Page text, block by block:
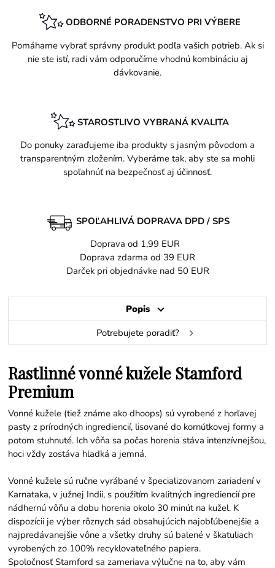
ODBORNÉ PORADENSTVO PRI VÝBERE
Pomáhame vybrať správny produkt podľa vašich potrieb. Ak si
nie ste istí, radi vám odporučíme vhodnú kombináciu aj
dávkovanie.
STAROSTLIVO VYBRANÁ KVALITA
Do ponuky zaraďujeme iba produkty s jasným pôvodom a
transparentným zložením. Vyberáme tak, aby ste sa mohli
spoľahnúť na bezpečnosť aj účinnosť.
SPOĽAHLIVÁ DOPRAVA DPD / SPS
Doprava od 1,99 EUR
Doprava zdarma od 39 EUR
Darček pri objednávke nad 50 EUR
Popis
Potrebujete poradiť?
Rastlinné vonné kužele Stamford
Premium
Vonné kužele (tiež známe ako dhoops) sú vyrobené z horľavej
pasty z prírodných ingrediencií, lisované do kornútkovej formy a
potom stuhnuté. Ich vôňa sa počas horenia stáva intenzívnejšou,
hoci vždy zostáva hladká a jemná.
Vonné kužele sú ručne vyrábané v špecializovanom zariadení v
Karnataka, v južnej Indii, s použitím kvalitných ingrediencií pre
nádhernú vôňu a dobu horenia okolo 30 minút na kužel. K
dispozícii je výber rôznych sád obsahujúcich najobľúbenejšie a
najpredávanejšie vône a všetky druhy sú balené v škatuliach
vyrobených zo 100% recyklovateľného papiera.
Spoločnosť Stamford sa zameriava výlučne na to, aby vám